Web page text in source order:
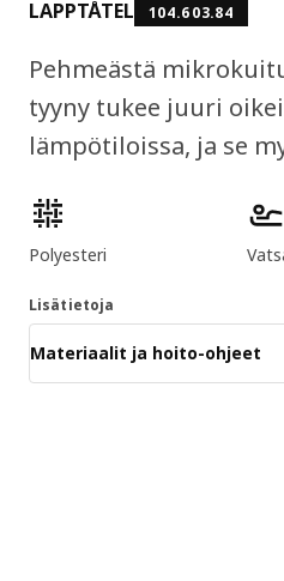
LAPPTÅTEL 104.603.84
Pehmeästä
tyyny tukee juuri
lämpötiloissa, ja se
Tuotteen ominaisuudet
Polyesteri
Lisätietoja
Materiaalit ja hoito-ohjeet